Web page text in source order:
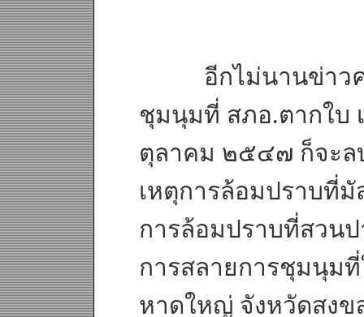
อีกไม่นานข่าวคว
ชุมนุมที่ สภอ.ตากใบ
ตุลาคม ๒๕๔๗ ก็จะล
เหตุการล้อมปราบที่
การล้อมปราบที่สวน
การสลายการชุมนุมที่
หาดใหญ่ จังหวัดสงข